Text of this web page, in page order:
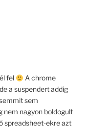
fel
A chrome
a suspendert addig
sem
nem nagyon boldogult
spreadsheet-ekre azt